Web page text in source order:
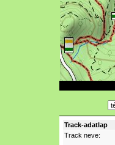
Track-adatlap
Track neve: